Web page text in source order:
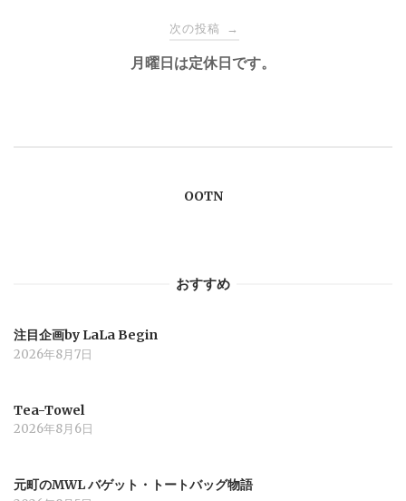
次の投稿 →
月曜日は定休日です。
OOTN
おすすめ
注目企画by LaLa Begin
2026年8月7日
Tea-Towel
2026年8月6日
元町のMWL バゲット・トートバッグ物語